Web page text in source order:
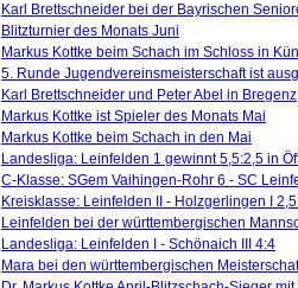
Karl Brettschneider bei der Bayrischen
Blitzturnier des Monats Juni
Markus Kottke beim Schach im Schloss in
5. Runde Jugendvereinsmeisterschaft ist
Karl Brettschneider und Peter Abel in Bregenz
Markus Kottke ist Spieler des Monats Mai
Markus Kottke beim Schach in den Mai
Landesliga: Leinfelden 1 gewinnt 5,5:2,5 in
C-Klasse: SGem Vaihingen-Rohr 6 - SC
Kreisklasse: Leinfelden II - Holzgerlingen I
Leinfelden bei der württembergischen
Landesliga: Leinfelden I - Schönaich III 4:4
Mara bei den württembergischen